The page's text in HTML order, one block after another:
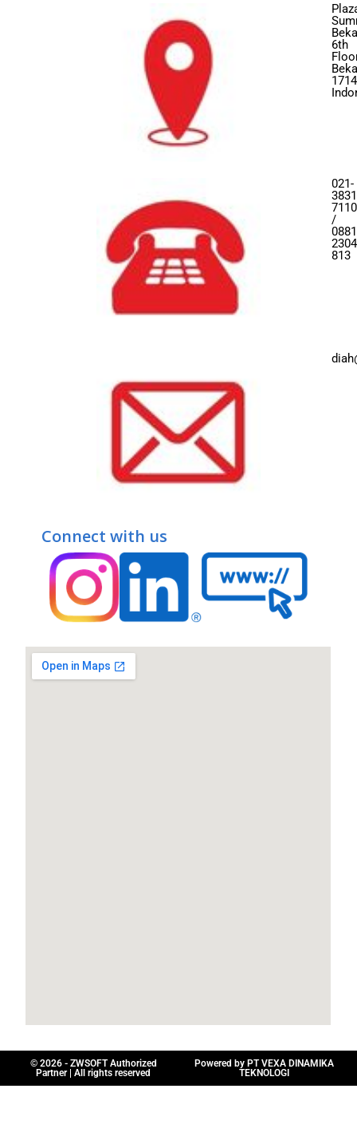
6th
021-
7110
/
0881
2304
813
Connect with us
© 2026 - ZWSOFT Authorized
Partner | All rights reserved
Powered by PT VEXA DINAMIKA
TEKNOLOGI